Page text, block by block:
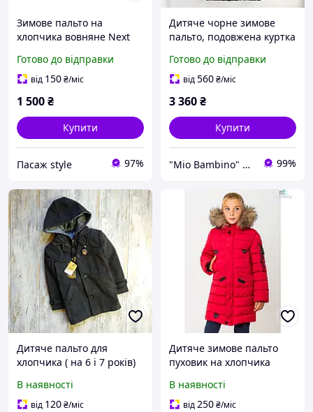
Зимове пальто на
хлопчика вовняне Next
Готово до відправки
від 150₴/міс
1 500₴
Купити
Пасаж style 97%
Дитяче чорне зимове
пальто, подовжена куртка
підлітка
Готово до відправки
від560₴/міс
3 360₴
Купити
"Mio Bambino" крамничка брендового дитячого одягу 99%
Дитяче пальто для
хлопчика ( на 6 і 7 років)
В наявності
від 120₴/міс
Дитяче зимове пальто
пуховик на хлопчика
Червоний
В наявності
від250₴/міс